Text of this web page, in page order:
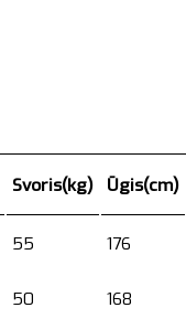
Svoris(kg) Ūgis(cm)
55 176
50 168